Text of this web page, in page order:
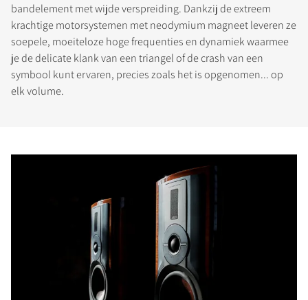
bandelement met wijde verspreiding. Dankzij de extreem
krachtige motorsystemen met neodymium magneet leveren ze
soepele, moeiteloze hoge frequenties en dynamiek waarmee
je de delicate klank van een triangel of de crash van een
symbool kunt ervaren, precies zoals het is opgenomen... op
elk volume.